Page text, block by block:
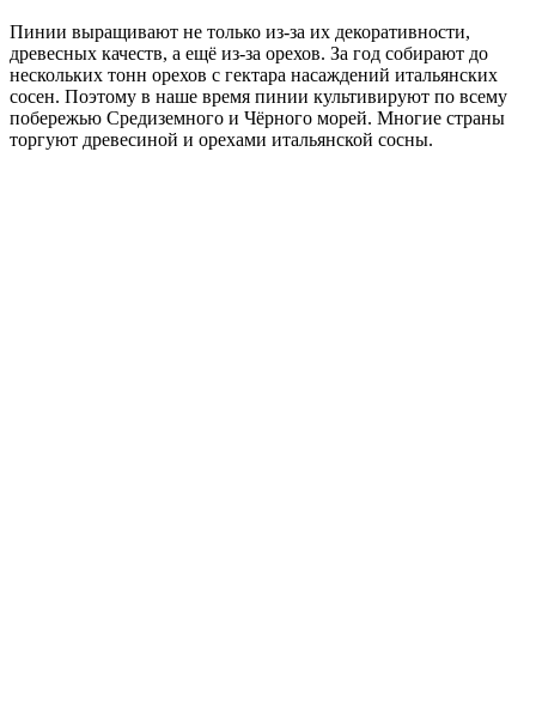
Пинии выращивают не только из-за их декоративности,
древесных качеств, а ещё из-за орехов. За год собирают до
нескольких тонн орехов с гектара насаждений итальянских
сосен. Поэтому в наше время пинии культивируют по всему
побережью Средиземного и Чёрного морей. Многие страны
торгуют древесиной и орехами итальянской сосны.